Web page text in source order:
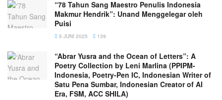
“78 Tahun Sang Maestro Penulis Indonesia
Makmur Hendrik”: Unand Menggelegar oleh
Puisi
5 JUNI 2025 139
“Abrar Yusra and the Ocean of Letters”: A
Poetry Collection by Leni Marlina (PPIPM-
Indonesia, Poetry-Pen IC, Indonesian Writer of
Satu Pena Sumbar, Indonesian Creator of AI
Era, FSM, ACC SHILA)